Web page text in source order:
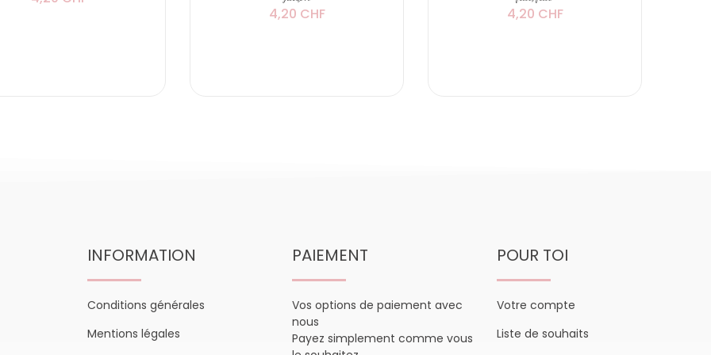
4,20 CHF 4,20 CHF
INFORMATION
Conditions générales
Mentions légales
PAIEMENT
Vos options de paiement avec
nous
Payez simplement comme vous
POUR TOI
Votre compte
Liste de souhaits